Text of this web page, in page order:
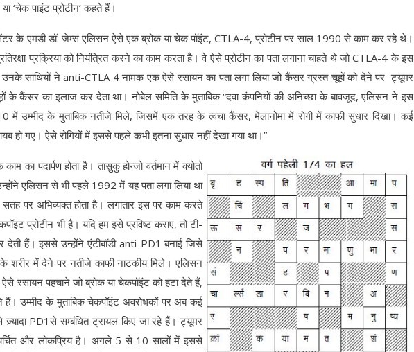
‘चेक पाइंट प्रोटीन’ कहते हैं।
के एमडी डॉ. जेम्स एलिसन ऐसे एक ब्रोक या चेक पॉइंट, CTLA-4, प्रोटीन पर साल 1990 से काम कर रहे थे।
प्रक्रिया को नियंत्रित करने का काम करता है। वे ऐसे प्रोटीन का पता लगाना चाहते थे जो CTLA-4 के इस
साथियों ने anti-CTLA 4 नामक एक ऐसे रसायन का पता लगा लिया जो कैंसर ग्रस्त चूहों को देने पर ट्यूमर
के कैंसर का इलाज कर देता था। नोबेल समिति के मुताबिक “दवा कंपनियों की अनिच्छा के बावजूद, एलिसन ने इस
में उम्मीद के मुताबिक नतीजे मिले, जिसमें एक तरह के त्वचा कैंसर, मेलानोमा में रोगी में काफी सुधार दिखा। कई
हो गए। ऐसे रोगियों में इससे पहले कभी इतना सुधार नहीं देखा गया था।”
का पदार्पण होता है। तासुकु होन्जो वर्तमान में क्योतो
एलिसन से भी पहले 1992 में यह पता लगा लिया था
सतह पर अभिव्यक्त होता है। लगातार इस पर काम करते
प्रोटीन भी है। यदि हम इसे प्रविष्ट कराएं, तो टी-
देती हैं। इससे उन्होंने एंटीबॉडी anti-PD1 बनाई जिसे
शरीर में देने पर नतीजे काफी नाटकीय मिले। एलिसन
ऐसे रसायन पहचाने जो ब्रोक या चेकपॉइंट को हटा देते हैं,
हैं। उम्मीद के मुताबिक चेकपॉइंट अवरोधकों पर अब कई
PD1से सम्बंधित ट्रायल किए जा रहे हैं। ट्यूमर
और लोकप्रिय है। अगले 5 से 10 सालों में इससे